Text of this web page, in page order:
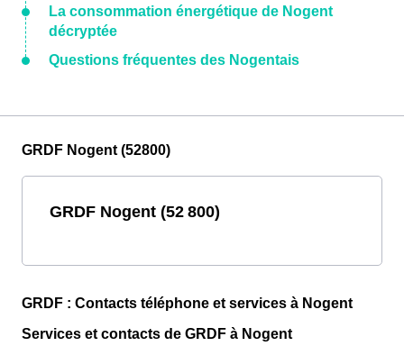
La consommation énergétique de Nogent
décryptée
Questions fréquentes des Nogentais
GRDF Nogent (52800)
GRDF Nogent (52 800)
GRDF : Contacts téléphone et services à Nogent
Services et contacts de GRDF à Nogent